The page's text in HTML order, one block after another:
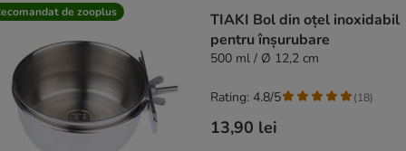
de zooplus
TIAKI Bol din oțel inoxidabil
pentru înșurubare
500 ml / Ø 12,2 cm
13,90 lei
Rating: 4.8/5 (18)